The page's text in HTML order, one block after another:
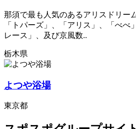
那須で最も人気のあるアリスドリー
「トパーズ」、「アリス」、「べべ
レース」、及び京風数..
栃木県
よつや浴場
東京都